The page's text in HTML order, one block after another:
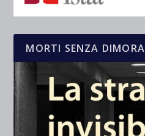
MORTI SENZA DIMORA